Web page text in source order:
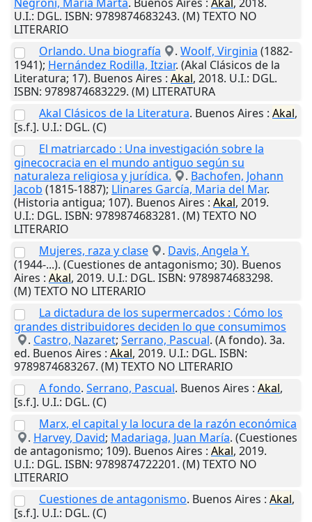
Negroni, María Marta. Buenos Aires : Akal, 2018.
U.I.: DGL. ISBN: 9789874683243. (M) TEXTO NO
LITERARIO
Orlando. Una biografía
. Woolf, Virginia (1882-
1941); Hernández Rodilla, Itziar. (Akal Clásicos de la
Literatura; 17). Buenos Aires : Akal, 2018. U.I.: DGL.
ISBN: 9789874683229. (M) LITERATURA
Akal Clásicos de la Literatura. Buenos Aires : Akal,
[s.f.]. U.I.: DGL. (C)
El matriarcado : Una investigación sobre la
ginecocracia en el mundo antiguo según su
naturaleza religiosa y jurídica.
. Bachofen, Johann
Jacob (1815-1887); Llinares García, Maria del Mar.
(Historia antigua; 107). Buenos Aires : Akal, 2019.
U.I.: DGL. ISBN: 9789874683281. (M) TEXTO NO
LITERARIO
Mujeres, raza y clase
. Davis, Angela Y.
(1944-...). (Cuestiones de antagonismo; 30). Buenos
Aires : Akal, 2019. U.I.: DGL. ISBN: 9789874683298.
(M) TEXTO NO LITERARIO
La dictadura de los supermercados : Cómo los
grandes distribuidores deciden lo que consumimos
. Castro, Nazaret; Serrano, Pascual. (A fondo). 3a.
ed. Buenos Aires : Akal, 2019. U.I.: DGL. ISBN:
9789874683267. (M) TEXTO NO LITERARIO
A fondo. Serrano, Pascual. Buenos Aires : Akal,
[s.f.]. U.I.: DGL. (C)
Marx, el capital y la locura de la razón económica
. Harvey, David; Madariaga, Juan María. (Cuestiones
de antagonismo; 109). Buenos Aires : Akal, 2019.
U.I.: DGL. ISBN: 9789874722201. (M) TEXTO NO
LITERARIO
Cuestiones de antagonismo. Buenos Aires : Akal,
[s.f.]. U.I.: DGL. (C)